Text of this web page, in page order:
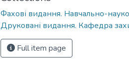
Фахові видання. Навчально-
Друковані видання. Кафедра
Full item page